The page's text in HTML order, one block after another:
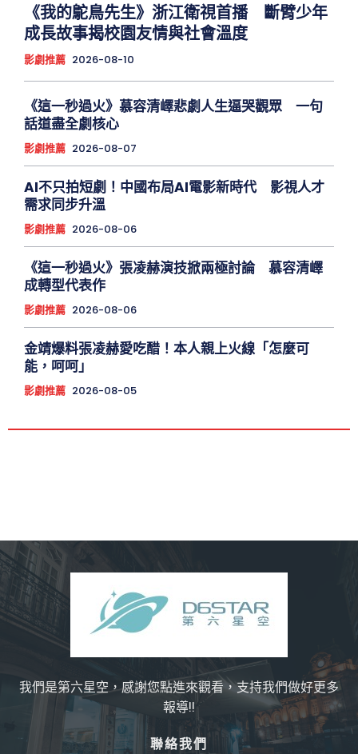
《我的鴕鳥先生》浙江衛視首播 斷臂少年
成長故事揭校園友情與社會溫度
影劇推薦 2026-08-10
《這一秒過火》慕容清嶧悲劇人生逼哭觀眾 一句
話道盡全劇核心
影劇推薦 2026-08-07
AI不只拍短劇！中國布局AI電影新時代 影視人才
需求同步升溫
影劇推薦 2026-08-06
《這一秒過火》張凌赫演技掀兩極討論 慕容清嶧
成轉型代表作
影劇推薦 2026-08-06
金靖爆料張凌赫愛吃醋！本人親上火線「怎麼可
能，呵呵」
影劇推薦 2026-08-05
我們是第六星空，感謝您點進來觀看，支持我們做好更多
報導!!
聯絡我們